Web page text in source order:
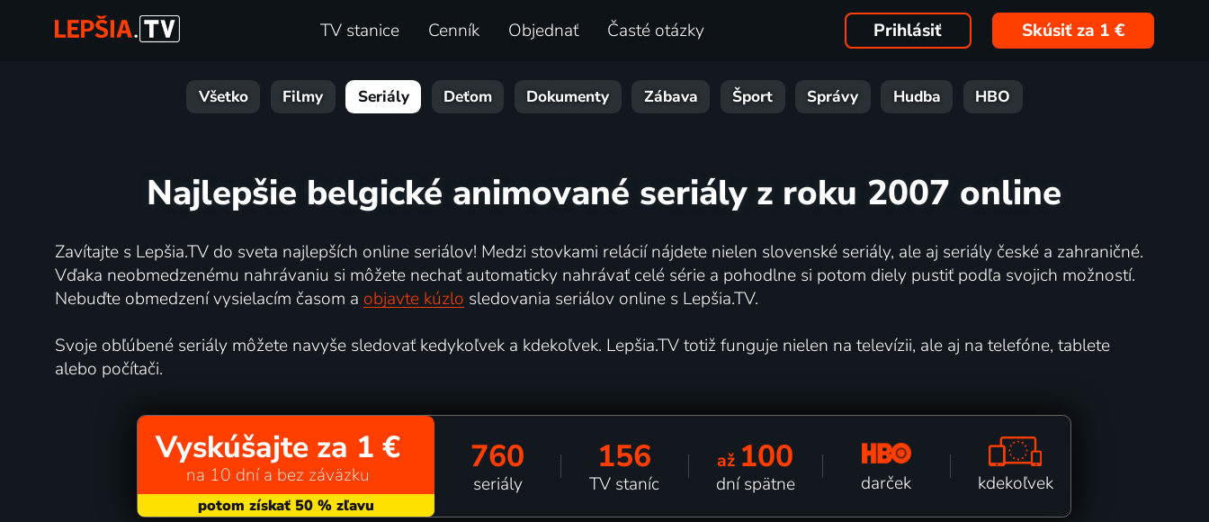
TV stanice Cenník Objednať Časté otázky Prihlásiť Skúsiť za 1 €
Všetko Filmy Seriály Deťom Dokumenty Zábava Šport Správy Hudba HBO
Najlepšie belgické animované seriály z roku 2007 online
Zavítajte s Lepšia.TV do sveta najlepších online seriálov! Medzi stovkami relácií nájdete nielen slovenské seriály, ale aj seriály české a zahraničné.
Vďaka neobmedzenému nahrávaniu si môžete nechať automaticky nahrávať celé série a pohodlne si potom diely pustiť podľa svojich možností.
Nebuďte obmedzení vysielacím časom a objavte kúzlo sledovania seriálov online s Lepšia.TV.
Svoje obľúbené seriály môžete navyše sledovať kedykoľvek a kdekoľvek. Lepšia.TV totiž funguje nielen na televízii, ale aj na telefóne, tablete
alebo počítači.
Vyskúšajte za 1 €
na 10 dní a bez záväzku 760
seriály
156
TV staníc
až 100
dní spätne darček kdekoľvek